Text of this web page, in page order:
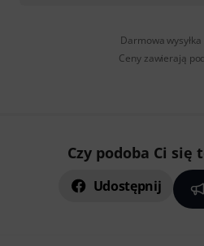
Darmowa wysyłka
Ceny zawierają
Czy podoba Ci się
Udostępnij